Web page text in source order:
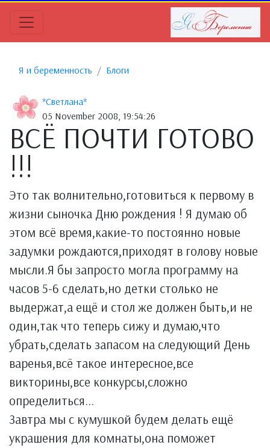
Я и беременность Блоги
*Светлана*
05 November 2008, 19:54:26
ВСЁ ПОЧТИ ГОТОВО
!!!
Это так волнительно,готовиться к первому в
жизни сыночка Дню рождения ! Я думаю об
этом всё время,какие-то постоянно новые
задумки рождаются,приходят в голову новые
мысли.Я бы запросто могла программу на
часов 5-6 сделать,но детки столько не
выдержат,а ещё и стол же должен быть,и не
один,так что теперь сижу и думаю,что
убрать,сделать запасом на следующий День
варенья,всё такое интересное,все
викторины,все конкурсы,сложно
определиться...
Завтра мы с кумушкой будем делать ещё
украшения для комнаты,она поможет